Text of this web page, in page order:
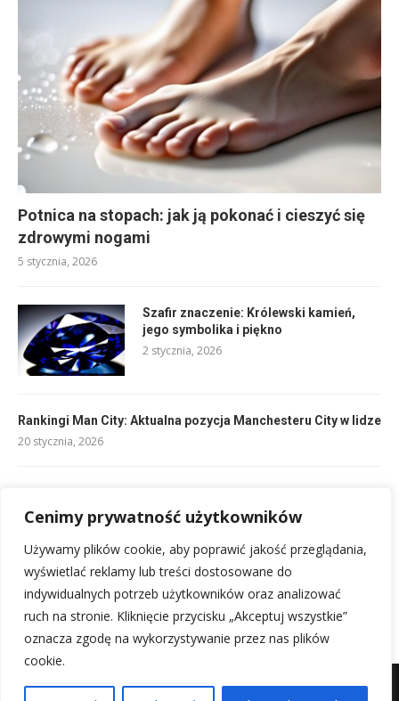
Cenimy prywatność użytkowników
Używamy plików cookie, aby poprawić jakość przeglądania,
wyświetlać reklamy lub treści dostosowane do
indywidualnych potrzeb użytkowników oraz analizować
ruch na stronie. Kliknięcie przycisku „Akceptuj wszystkie”
oznacza zgodę na wykorzystywanie przez nas plików
cookie.
Potnica na stopach: jak ją pokonać i cieszyć się
zdrowymi nogami
5 stycznia, 2026
Szafir znaczenie: Królewski kamień,
jego symbolika i piękno
2 stycznia, 2026
Rankingi Man City: Aktualna pozycja Manchesteru City w lidze
20 stycznia, 2026
20 stycznia, 2026
Składy Francja vs Maroko: Mecz Piłki Nożnej Mężczyzn
20 stycznia, 2026
Mapa witryny Kontakt z nami